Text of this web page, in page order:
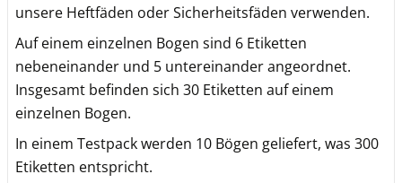
unsere Heftfäden oder Sicherheitsfäden verwenden.
Auf einem einzelnen Bogen sind 6 Etiketten
nebeneinander und 5 untereinander angeordnet.
Insgesamt befinden sich 30 Etiketten auf einem
einzelnen Bogen.
In einem Testpack werden 10 Bögen geliefert, was 300
Etiketten entspricht.